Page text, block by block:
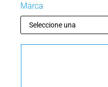
Marca